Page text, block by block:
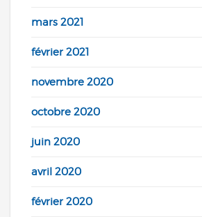
mars 2021
février 2021
novembre 2020
octobre 2020
juin 2020
avril 2020
février 2020